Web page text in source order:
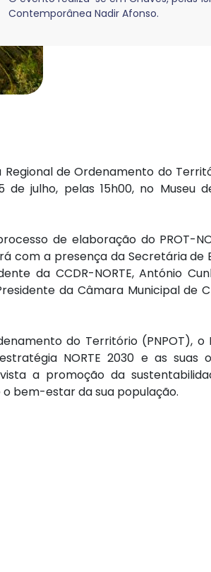
Contemporânea Nadir Afonso.
de Ordenamento do
de julho, pelas 15h00, no Museu
de elaboração do PROT-
com a presença da Secretária de
da CCDR-NORTE, António
da Câmara Municipal de
do Território (PNPOT), o
NORTE 2030 e as suas
a promoção da
bem-estar da sua população.